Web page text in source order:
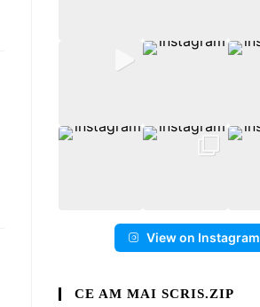
View on Instagram
CE AM MAI SCRIS.ZIP